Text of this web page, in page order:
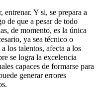
entrenar. Y si, se prepara a
de que a pesar de todo
de momento, es la única
ya sea técnico o
los talentos, afecta a los
se logra la excelencia
capaces de formarse para
generar errores